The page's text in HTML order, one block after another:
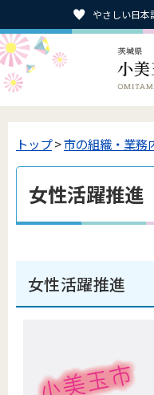
やさしい日本
トップ>市の組織・業務
女性活躍推進
女性活躍推進